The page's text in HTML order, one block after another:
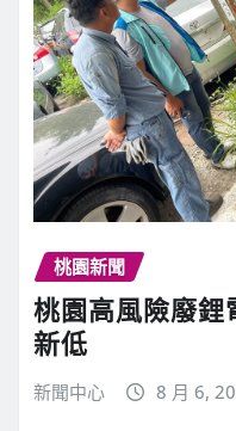
桃園新聞
桃園高風險廢鋰
新低
新聞中心 8 月 6,